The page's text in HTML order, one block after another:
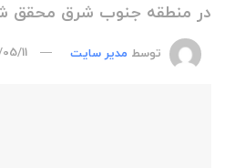
در منطقه جنوب شرق محقق
توسط مدیر سایت 09:32